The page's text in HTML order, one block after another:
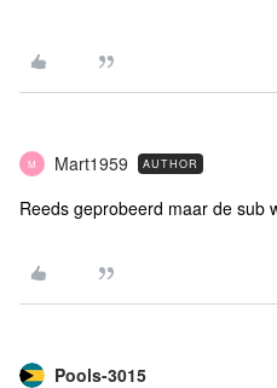
M Mart1959 AUTHOR
Reeds geprobeerd maar de sub
Pools-3015